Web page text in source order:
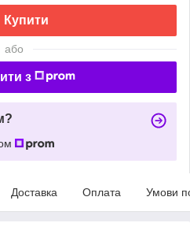
Купити
або
з
Доставка Оплата Умови